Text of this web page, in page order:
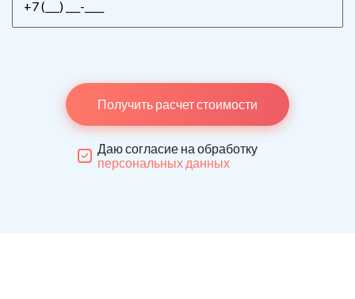
Получить расчет стоимости
Даю согласие на обработку
персональных данных